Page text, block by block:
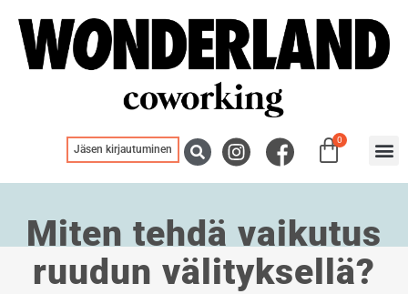
Jäsen kirjautuminen
0
Miten tehdä vaikutus
ruudun välityksellä?